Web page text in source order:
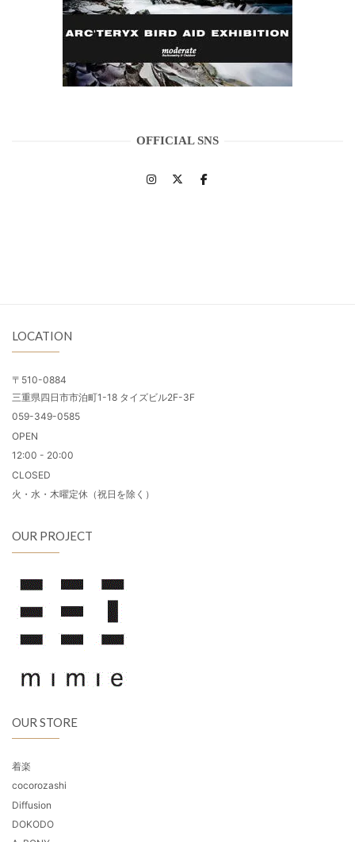
OFFICIAL SNS
LOCATION
〒510-0884
三重県四日市市泊町1-18 タイズビル2F-3F
059-349-0585
OPEN
12:00 - 20:00
CLOSED
火・水・木曜定休（祝日を除く）
OUR PROJECT
OUR STORE
着楽
cocorozashi
Diffusion
DOKODO